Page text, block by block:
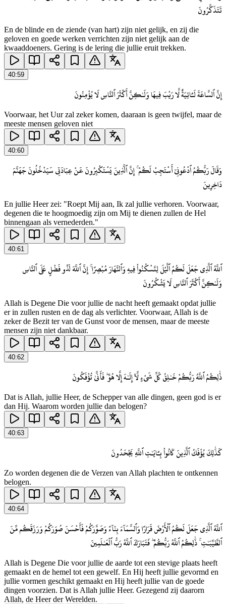
تَتَذَكَّرُونَ
En de blinde en de ziende (van hart) zijn niet gelijk, en zij die
geloven en goede werken verrichten zijn niet gelijk aan de
kwaaddoeners. Gering is de lering die jullie eruit trekken.
40:59
إِنَّ ٱلسَّاعَةَ لَـَٔاتِيَةٌ لَّا رَيْبَ فِيهَا وَلَـٰكِنَّ أَكْثَرَ ٱلنَّاسِ لَا يُؤْمِنُونَ
Voorwaar, het Uur zal zeker komen, daaraan is geen twijfel, maar de
meeste mensen geloven niet
40:60
وَقَالَ رَبُّكُمُ ٱدْعُونِىٓ أَسْتَجِبْ لَكُمْ ۚ إِنَّ ٱلَّذِينَ يَسْتَكْبِرُونَ عَنْ عِبَادَتِى سَيَدْخُلُونَ جَهَنَّمَ
دَاخِرِينَ
En jullie Heer zei: "Roept Mij aan, Ik zal jullie verhoren. Voorwaar,
degenen die te hoogmoedig zijn om Mij te dienen zullen de Hel
binnengaan als vernederden."
40:61
ٱللَّهُ ٱلَّذِى جَعَلَ لَكُمُ ٱلَّيْلَ لِتَسْكُنُوا۟ فِيهِ وَٱلنَّهَارَ مُبْصِرًا ۚ إِنَّ ٱللَّهَ لَذُو فَضْلٍ عَلَى ٱلنَّاسِ
وَلَـٰكِنَّ أَكْثَرَ ٱلنَّاسِ لَا يَشْكُرُونَ
Allah is Degene Die voor jullie de nacht heeft gemaakt opdat jullie
er in zullen rusten en de dag als verlichter. Voorwaar, Allah is de
zeker de Bezit ter van de Gunst voor de mensen, maar de meeste
mensen zijn niet dankbaar.
40:62
ذَٰلِكُمُ ٱللَّهُ رَبُّكُمْ خَـٰلِقُ كُلِّ شَىْءٍ لَّآ إِلَـٰهَ إِلَّا هُوَ ۖ فَأَنَّىٰ تُؤْفَكُونَ
Dat is Allah, jullie Heer, de Schepper van alle dingen, geen god is er
dan Hij. Waarom worden jullie dan belogen?
40:63
كَذَٰلِكَ يُؤْفَكُ ٱلَّذِينَ كَانُوا۟ بِـَٔايَـٰتِ ٱللَّهِ يَجْحَدُونَ
Zo worden degenen die de Verzen van Allah plachten te ontkennen
belogen.
40:64
ٱللَّهُ ٱلَّذِى جَعَلَ لَكُمُ ٱلْأَرْضَ قَرَارًا وَٱلسَّمَآءَ بِنَآءً وَصَوَّرَكُمْ فَأَحْسَنَ صُوَرَكُمْ وَرَزَقَكُم مِّنَ
ٱلطَّيِّبَـٰتِ ۚ ذَٰلِكُمُ ٱللَّهُ رَبُّكُمْ ۖ فَتَبَارَكَ ٱللَّهُ رَبُّ ٱلْعَـٰلَمِينَ
Allah is Degene Die voor jullie de aarde tot een stevige plaats heeft
gemaakt en de hemel tot een gewelf. En Hij heeft jullie gevormd en
jullie vormen geschikt gemaakt en Hij heeft jullie van de goede
dingen voorzien. Dat is Allah jullie Heer. Gezegend zij daarorn
Allah, de Heer der Werelden.